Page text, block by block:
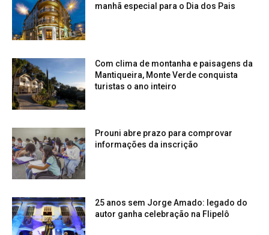
manhã especial para o Dia dos Pais
Com clima de montanha e paisagens da
Mantiqueira, Monte Verde conquista
turistas o ano inteiro
Prouni abre prazo para comprovar
informações da inscrição
25 anos sem Jorge Amado: legado do
autor ganha celebração na Flipelô